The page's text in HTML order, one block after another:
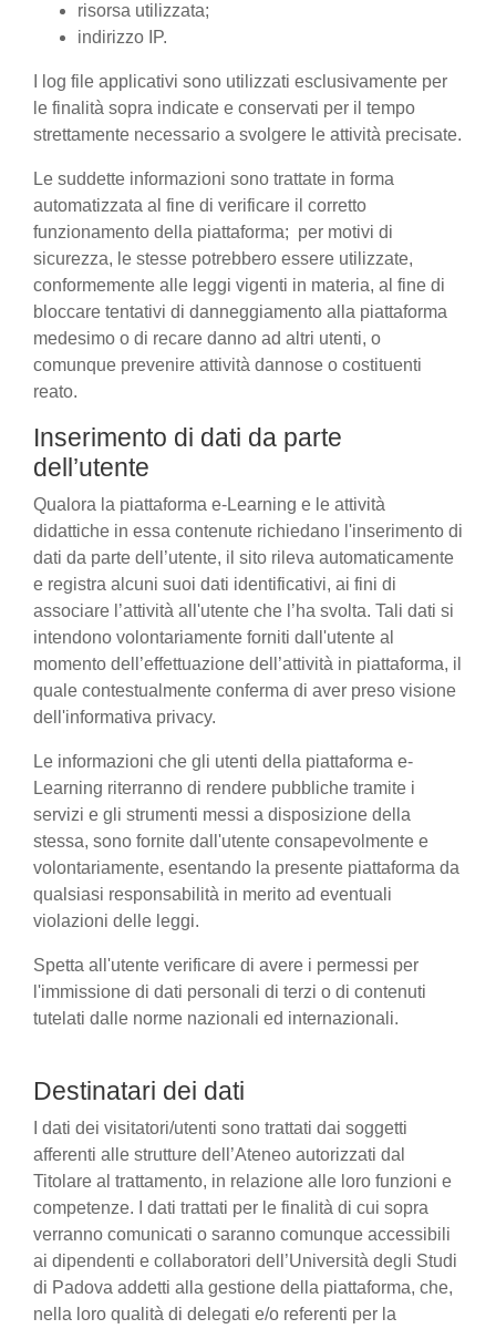
risorsa utilizzata;
indirizzo IP.
I log file applicativi sono utilizzati esclusivamente per
le finalità sopra indicate e conservati per il tempo
strettamente necessario a svolgere le attività precisate.
Le suddette informazioni sono trattate in forma
automatizzata al fine di verificare il corretto
funzionamento della piattaforma; per motivi di
sicurezza, le stesse potrebbero essere utilizzate,
conformemente alle leggi vigenti in materia, al fine di
bloccare tentativi di danneggiamento alla piattaforma
medesimo o di recare danno ad altri utenti, o
comunque prevenire attività dannose o costituenti
reato.
Inserimento di dati da parte
dell’utente
Qualora la piattaforma e-Learning e le attività
didattiche in essa contenute richiedano l'inserimento di
dati da parte dell’utente, il sito rileva automaticamente
e registra alcuni suoi dati identificativi, ai fini di
associare l’attività all'utente che l’ha svolta. Tali dati si
intendono volontariamente forniti dall'utente al
momento dell’effettuazione dell’attività in piattaforma, il
quale contestualmente conferma di aver preso visione
dell'informativa privacy.
Le informazioni che gli utenti della piattaforma e-
Learning riterranno di rendere pubbliche tramite i
servizi e gli strumenti messi a disposizione della
stessa, sono fornite dall'utente consapevolmente e
volontariamente, esentando la presente piattaforma da
qualsiasi responsabilità in merito ad eventuali
violazioni delle leggi.
Spetta all'utente verificare di avere i permessi per
l'immissione di dati personali di terzi o di contenuti
tutelati dalle norme nazionali ed internazionali.
Destinatari dei dati
I dati dei visitatori/utenti sono trattati dai soggetti
afferenti alle strutture dell’Ateneo autorizzati dal
Titolare al trattamento, in relazione alle loro funzioni e
competenze. I dati trattati per le finalità di cui sopra
verranno comunicati o saranno comunque accessibili
ai dipendenti e collaboratori dell’Università degli Studi
di Padova addetti alla gestione della piattaforma, che,
nella loro qualità di delegati e/o referenti per la